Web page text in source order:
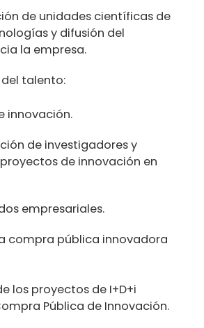
de unidades científicas de
y difusión del
la empresa.
talento:
innovación.
de investigadores y
de innovación en
empresariales.
compra pública innovadora
los proyectos de I+D+i
Pública de Innovación.